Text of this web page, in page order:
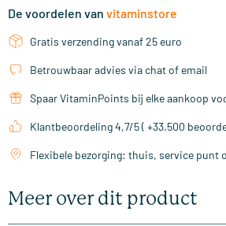
De voordelen van vitaminstore
Gratis verzending vanaf 25 euro
Betrouwbaar advies via chat of email
Spaar VitaminPoints bij elke aankoop
Klantbeoordeling 4,7/5 ( +33.500
Flexibele bezorging: thuis, service punt
Meer over dit product